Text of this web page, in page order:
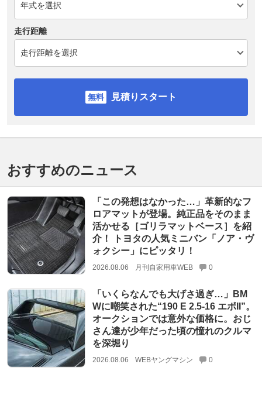
走行距離
見積りスタート
おすすめのニュース
「この発想はなかった…」革新的なフ
ロアマットが登場。純正品をそのまま
活かせる［ゴリラマットベース］を紹
介！ トヨタの人気ミニバン「ノア・ヴ
ォクシー」にピッタリ！
2026.08.06 月刊自家用車WEB 0
「いくらなんでも大げさ過ぎ…」BM
Wに嘲笑された“190 E 2.5-16 エボII”。
オークションでは意外な価格に。おじ
さん達が少年だった頃の憧れのクルマ
を深堀り
2026.08.06 WEBヤングマシン 0